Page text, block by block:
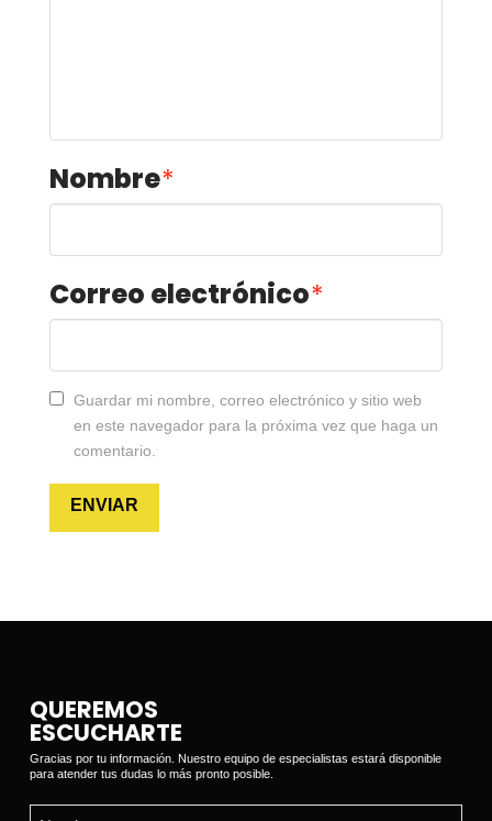
Nombre*
Correo electrónico*
Guardar mi nombre, correo electrónico y sitio web
en este navegador para la próxima vez que haga un
comentario.
QUEREMOS
ESCUCHARTE
Gracias por tu información. Nuestro equipo de especialistas estará disponible
para atender tus dudas lo más pronto posible.